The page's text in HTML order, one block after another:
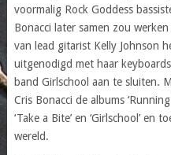
voormalig Rock Goddess
Bonacci later samen zou
van lead gitarist Kelly Johnson
uitgenodigd met haar
band Girlschool aan te sluiten.
Cris Bonacci de albums
‘Take a Bite’ en ‘Girlschool’
wereld.